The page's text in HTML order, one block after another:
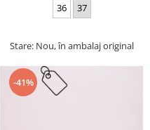
36 37
Stare: Nou, în ambalaj original
-41%